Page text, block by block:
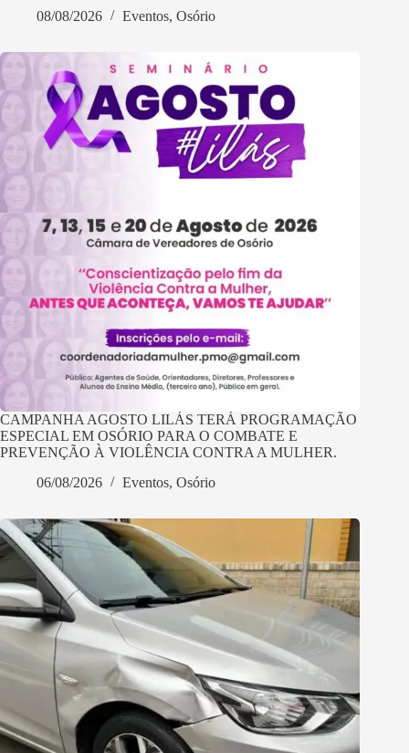
08/08/2026
Eventos, Osório
CAMPANHA AGOSTO LILÁS TERÁ PROGRAMAÇÃO
ESPECIAL EM OSÓRIO PARA O COMBATE E
PREVENÇÃO À VIOLÊNCIA CONTRA A MULHER.
06/08/2026
Eventos, Osório